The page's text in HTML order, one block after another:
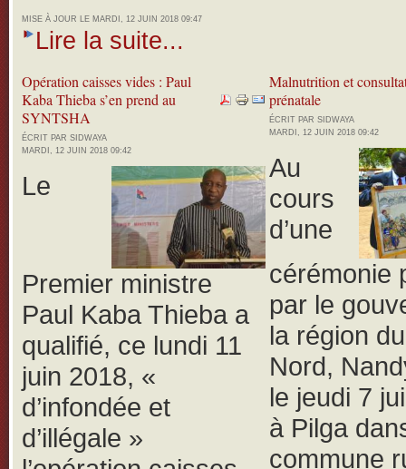
MISE À JOUR LE MARDI, 12 JUIN 2018 09:47
Lire la suite...
Opération caisses vides : Paul
Kaba Thieba s’en prend au
SYNTSHA
ÉCRIT PAR SIDWAYA
MARDI, 12 JUIN 2018 09:42
Le
Premier ministre
Paul Kaba Thieba a
qualifié, ce lundi 11
juin 2018, «
d’infondée et
d’illégale »
Malnutrition et
prénatale
ÉCRIT PAR SIDWAYA
MARDI, 12 JUIN 2018 09:42
Au
cours
d’une
cérémonie
par le
la région
Nord,
le jeudi 7
à Pilga
commune